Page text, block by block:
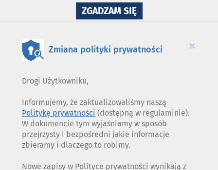
ZGADZAM SIĘNA
WYKORZYSTANIE
×
Zmiana polityki prywatności
Drogi Użytkowniku,
Informujemy, że zaktualizowaliśmy naszą
Politykę prywatności (dostępną w regulaminie).
W dokumencie tym wyjaśniamy w sposób
przejrzysty i bezpośredni jakie informacje
zbieramy i dlaczego to robimy.
Nowe zapisy w Polityce prywatności wynikają z